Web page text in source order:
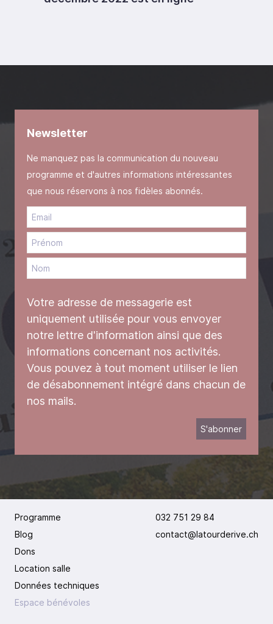
Newsletter
Ne manquez pas la communication du nouveau
programme et d'autres informations intéressantes
que nous réservons à nos fidèles abonnés.
Votre adresse de messagerie est
uniquement utilisée pour vous envoyer
notre lettre d'information ainsi que des
informations concernant nos activités.
Vous pouvez à tout moment utiliser le lien
de désabonnement intégré dans chacun de
nos mails.
Programme
Blog
Dons
Location salle
Données techniques
Espace bénévoles
032 751 29 84
contact@latourderive.ch